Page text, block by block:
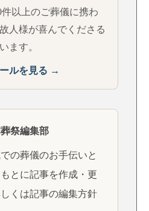
以上のご葬儀に携わ
人様が喜んでくださる
ます。
ルを見る →
祭編集部
の葬儀のお手伝いと
とに記事を作成・更
くは記事の編集方針